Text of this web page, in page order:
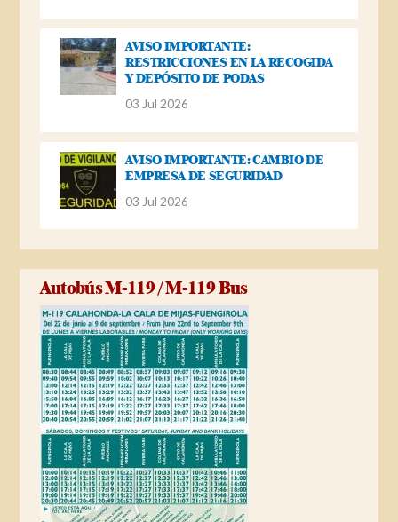
AVISO IMPORTANTE:
RESTRICCIONES EN LA RECOGIDA
Y DEPÓSITO DE PODAS
03 Jul 2026
AVISO IMPORTANTE: CAMBIO DE
EMPRESA DE SEGURIDAD
03 Jul 2026
Autobús M-119 / M-119 Bus